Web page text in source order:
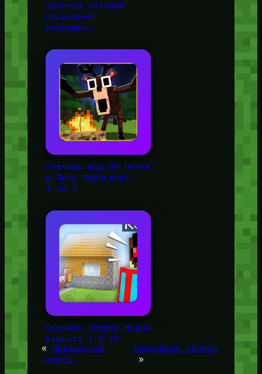
крипера который
спрашивает
разрешен…
Скачать мод 99 ночей
в Лесу Майнкрафт
1.20.1
Скачать Сборку Модов
Компота 1.7.10
«
Предыдущая
запись
Следующая запись
»